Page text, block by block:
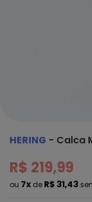
HERING - Calca
R$ 219,99
ou 7x de R$ 31,43